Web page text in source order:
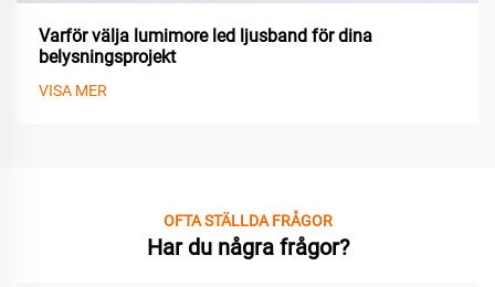
Varför välja lumimore led ljusband för dina
belysningsprojekt
VISA MER
OFTA STÄLLDA FRÅGOR
Har du några frågor?